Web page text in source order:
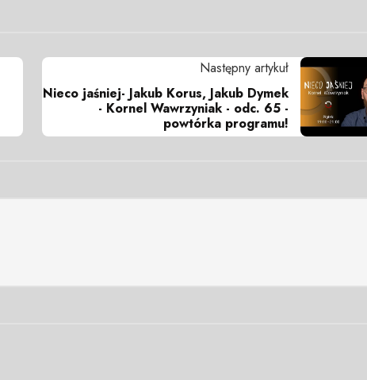
Następny artykuł
Nieco jaśniej- Jakub Korus, Jakub Dymek
- Kornel Wawrzyniak - odc. 65 -
powtórka programu!